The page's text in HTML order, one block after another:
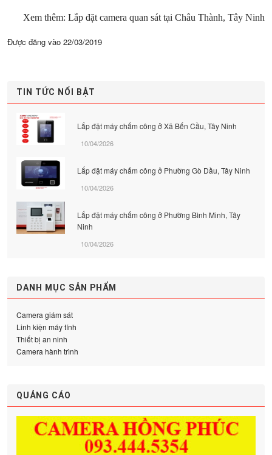
Xem thêm: Lắp đặt camera quan sát tại Châu Thành, Tây Ninh
Được đăng vào 22/03/2019
TIN TỨC NỔI BẬT
Lắp đặt máy chấm công ở Xã Bến Cầu, Tây Ninh
10/04/2026
Lắp đặt máy chấm công ở Phường Gò Dầu, Tây Ninh
10/04/2026
Lắp đặt máy chấm công ở Phường Bình Minh, Tây
Ninh
10/04/2026
DANH MỤC SẢN PHẨM
Camera giám sát
Linh kiện máy tính
Thiết bị an ninh
Camera hành trình
QUẢNG CÁO